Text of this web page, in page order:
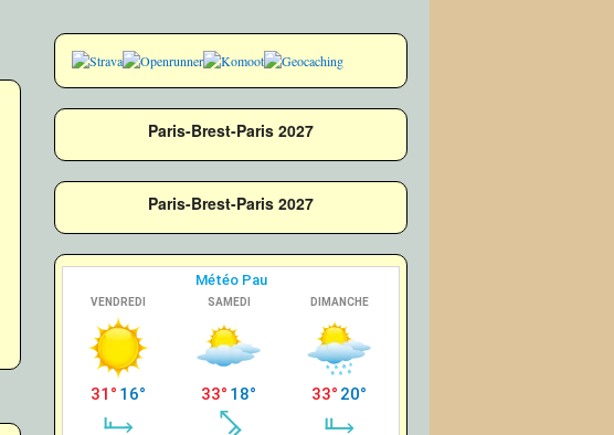
Paris-Brest-Paris 2027
Paris-Brest-Paris 2027